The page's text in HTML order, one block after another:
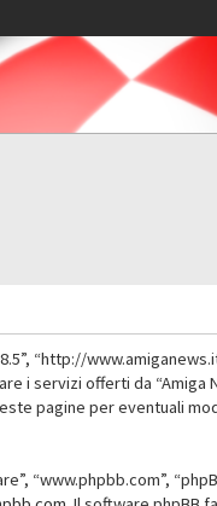
“http://
servizi offerti da
pagine per eventuali
“www.phpbb.com”,